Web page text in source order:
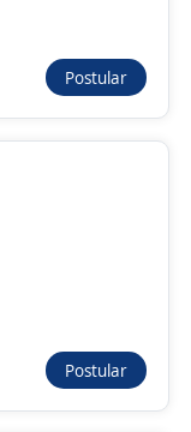
Postular
Postular